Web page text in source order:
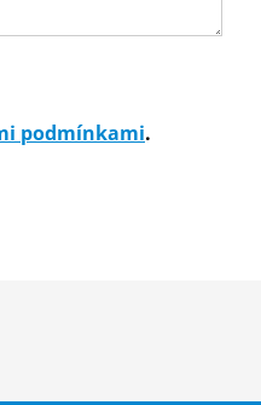
podmínkami.